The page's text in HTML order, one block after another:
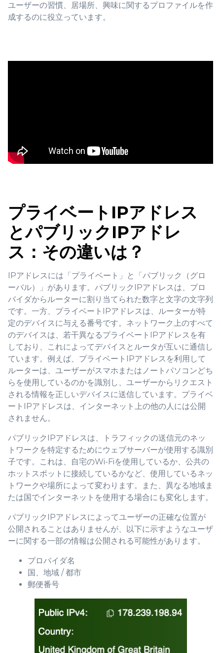
ユーザーの習慣、居場所、興味に関するプロファイルを作
成するのに役立っています。
プライベートIPアドレス
とパブリックIPアドレ
ス：その違いは？
IPアドレスには「プライベート」と「パブリック（グロ
ーバル）」があります。パブリックIPアドレスは、プロ
バイダからルーターに割り当てられた数字と文字の文字列
です。一方、プライベートIPアドレスは、ルーターが特
定のデバイスに与える番号です。ネットワーク上のすべて
のデバイスは、若干異なるプライベートIPアドレスを有
しており、これによってデバイスとルータが互いに通信し
ています。例えば、プライベートIPアドレスを利用して
ルーターは、ユーザーがスマホまたはノートパソコンどち
らを使用しているのかを識別し、ユーザーからリクエスト
される情報を正しいデバイスに送信しています。プライベ
ートIPアドレスは、インターネット上の他の人には公開
されません。
パブリックIPアドレスは、トラフィックの送信元のネッ
トワークを特定するためにウェブサーバーが使用する識別
子です。これは、自宅のWi-Fiを使用しているか、公共の
ホットスポットに接続しているかなど、使用しているネッ
トワークや場所によって変わります。また、異なる地域ま
たは国でインターネットを使用する場合にも変化します。
パブリックIPアドレスによってユーザーの正確な位置が
公開されることはありませんが、以下に示すようなユーザ
ーに関する一部の情報は公開される可能性があります。
プロバイダ名
国、地域 / 都市
郵便番号